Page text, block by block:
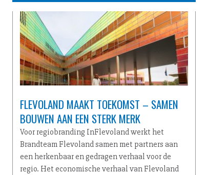
FLEVOLAND MAAKT TOEKOMST – SAMEN
BOUWEN AAN EEN STERK MERK
Voor regiobranding InFlevoland werkt het
Brandteam Flevoland samen met partners aan
een herkenbaar en gedragen verhaal voor de
regio. Het economische verhaal van Flevoland